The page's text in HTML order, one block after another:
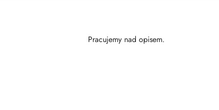
Pracujemy nad opisem.